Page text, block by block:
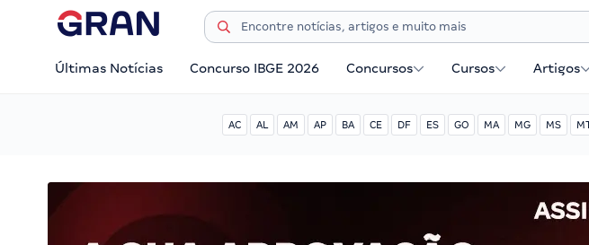
Últimas Notícias Concurso IBGE 2026 Concursos Cursos Artigos
AC AL AM AP BA CE DF ES GO MA MG MS